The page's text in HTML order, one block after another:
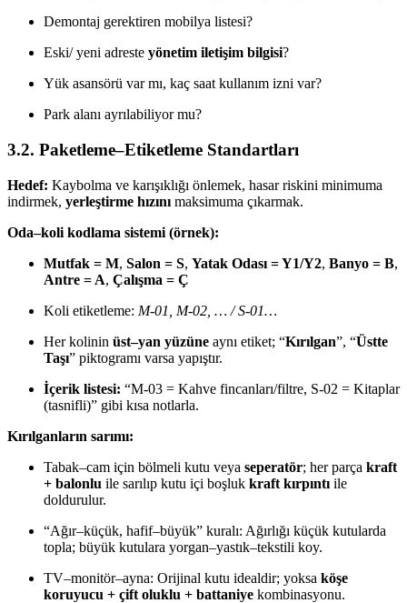
Demontaj gerektiren mobilya listesi?
Eski/ yeni adreste yönetim iletişim bilgisi?
Yük asansörü var mı, kaç saat kullanım izni var?
Park alanı ayrılabiliyor mu?
3.2. Paketleme–Etiketleme Standartları
Hedef: Kaybolma ve karışıklığı önlemek, hasar riskini minimuma
indirmek, yerleştirme hızını maksimuma çıkarmak.
Oda–koli kodlama sistemi (örnek):
Mutfak = M, Salon = S, Yatak Odası = Y1/Y2, Banyo = B,
Antre = A, Çalışma = Ç
Koli etiketleme: M-01, M-02, … / S-01…
Her kolinin üst–yan yüzüne aynı etiket; “Kırılgan”, “Üstte
Taşı” piktogramı varsa yapıştır.
İçerik listesi: “M-03 = Kahve fincanları/filtre, S-02 = Kitaplar
(tasnifli)” gibi kısa notlarla.
Kırılganların sarımı:
Tabak–cam için bölmeli kutu veya seperatör; her parça kraft
+ balonlu ile sarılıp kutu içi boşluk kraft kırpıntı ile
doldurulur.
“Ağır–küçük, hafif–büyük” kuralı: Ağırlığı küçük kutularda
topla; büyük kutulara yorgan–yastık–tekstili koy.
TV–monitör–ayna: Orijinal kutu idealdir; yoksa köşe
koruyucu + çift oluklu + battaniye kombinasyonu.